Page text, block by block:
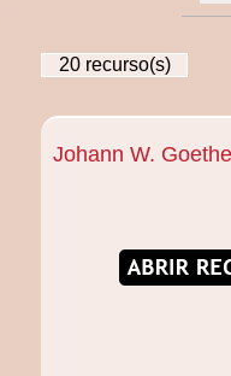
20recurso(s)
Johann W.